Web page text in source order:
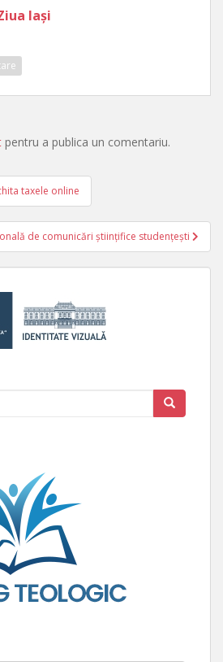
Iași
pentru a publica un comentariu.
taxele online
de comunicări științifice studențești